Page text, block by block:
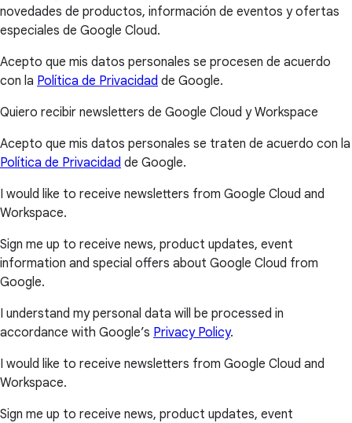
novedades de productos, información de eventos y ofertas
especiales de Google Cloud.
Acepto que mis datos personales se procesen de acuerdo
con la Política de Privacidad de Google.
Quiero recibir newsletters de Google Cloud y Workspace
Acepto que mis datos personales se traten de acuerdo con la
Política de Privacidad de Google.
I would like to receive newsletters from Google Cloud and
Workspace.
Sign me up to receive news, product updates, event
information and special offers about Google Cloud from
Google.
I understand my personal data will be processed in
accordance with Google’s Privacy Policy.
I would like to receive newsletters from Google Cloud and
Workspace.
Sign me up to receive news, product updates, event